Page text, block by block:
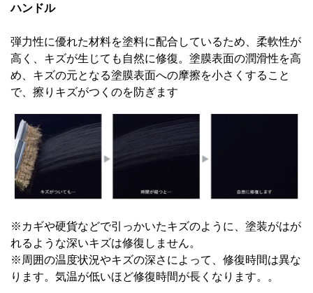
ハンドル
弾力性に優れた材料を塗料に配合しているため、柔軟性が
高く、キズが生じても自然に修復。塗膜表面の潤滑性を高
め、キズの元となる塗膜表面への摩擦を小さくすること
で、擦りキズがつくのを防ぎます
※カギや硬貨などで引っかいたキズのように、塗装がはが
れるような深いキズは修復しません。
※周囲の温度状況やキズの深さによって、修復時間は異な
ります。気温が低いほど修復時間が長くなります。。